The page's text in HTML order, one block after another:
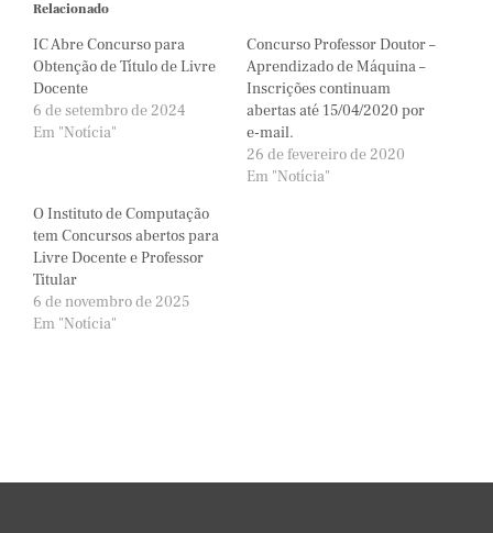
Relacionado
IC Abre Concurso para
Obtenção de Título de Livre
Docente
6 de setembro de 2024
Em "Notícia"
Concurso Professor Doutor –
Aprendizado de Máquina –
Inscrições continuam
abertas até 15/04/2020 por
e-mail.
26 de fevereiro de 2020
Em "Notícia"
O Instituto de Computação
tem Concursos abertos para
Livre Docente e Professor
Titular
6 de novembro de 2025
Em "Notícia"